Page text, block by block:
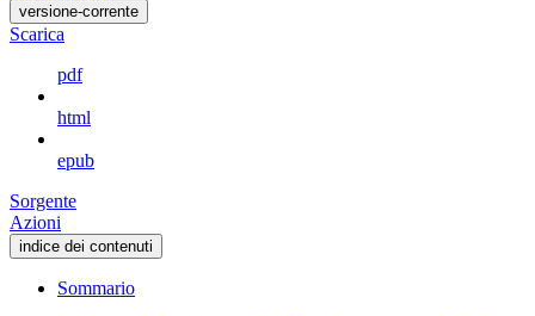
versione-corrente
Scarica
pdf
html
epub
Sorgente
Azioni
indice dei contenuti
Sommario